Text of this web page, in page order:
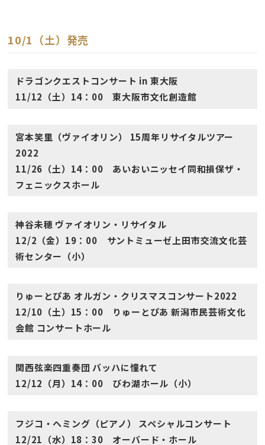
10/1（土）発売
ドラゴンクエストコンサート in 東大阪
11/12（土）14：00 東大阪市文化創造館
宮本笑里（ヴァイオリン） 15周年リサイタルツアー
2022
11/26（土）14：00 あいおいニッセイ同和損保ザ・
フェニックスホール
神谷未穂 ヴァイオリン・リサイタル
12/2（金）19：00 サントミューゼ上田市交流文化芸
術センター（小）
りゅーとぴあ オルガン・クリスマスコンサート2022
12/10（土）15：00 りゅーとぴあ 新潟市民芸術文化
会館 コンサートホール
関西弦楽四重奏団 バッハに憧れて
12/12（月）14：00 びわ湖ホール（小）
フジコ・ヘミング（ピアノ） スペシャルコンサート
12/21（水）18：30 オーバード・ホール